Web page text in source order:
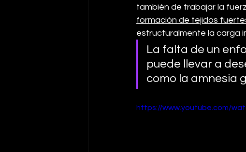
también de trabajar la
formación de tejidos
estructuralmente la carga
La falta de un
puede llevar a
como la amnesia
https://www.youtube.com/